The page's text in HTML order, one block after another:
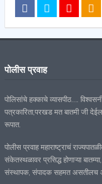
पोलीस प्रवाह
पोलिसांचे हक्काचे व्यासपीठ….
पत्रकारिता,परखड मत बातमी जी
रूपात.
पोलीस प्रवाह महाराष्ट्राचं
संकेतस्थळावर प्रसिद्ध होणाऱ्या
संस्थापक, संपादक सहमत असतीलच